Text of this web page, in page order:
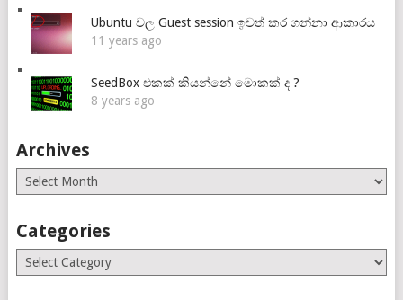
Ubuntu වල Guest session ඉවත් කර ගන්නා ආකාරය
11 years ago
SeedBox එකක් කියන්නේ මොකක් ද ?
8 years ago
Archives
Archives
Categories
Categories